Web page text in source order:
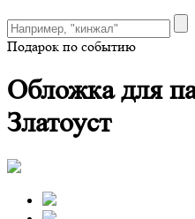
Подарок по событию
Обложка для
Златоуст